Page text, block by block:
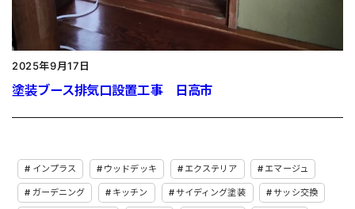
2025年9月17日
塗装ブース排気口設置工事 日高市
インプラス ウッドデッキ エクステリア エマージュ
ガーデニング キッチン サイディング塗装 サッシ交換